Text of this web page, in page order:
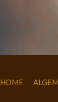
HOME